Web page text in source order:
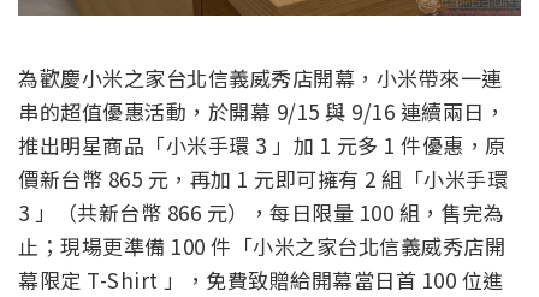
為歡慶小米之家台北信義威秀店開幕，小米帶來一連
串的超值優惠活動，於開幕 9/15 與 9/16 連續兩日，
推出明星商品「小米手環 3 」加 1 元多 1 件優惠，原
價新台幣 865 元，再加 1 元即可擁有 2 組「小米手環
3 」（共新台幣 866 元），每日限量 100 組，售完為
止；現場更準備 100 件「小米之家台北信義威秀店開
幕限定 T-Shirt 」，免費致贈給開幕當日首 100 位進